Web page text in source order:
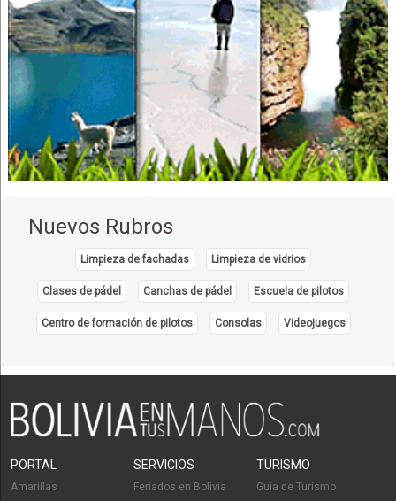
Packaging industrial
Acoples
Caucho
Cubetas
Diafragmas
Empaques
Goma
Rodillos de arrastre
Confecciones
Diseño de bordados
Inflables publicitarios
Publicidad móvil
Educación Superior
Licenciaturas
Postgrados
Técnico Superior
Nuevos Rubros
Limpieza de fachadas Limpieza de vidrios
Clases de pádel Canchas de pádel Escuela de pilotos
Centro de formación de pilotos Consolas Videojuegos
PORTAL
Amarillas
SERVICIOS
Feriados en Bolivia
TURISMO
Guía de Turismo